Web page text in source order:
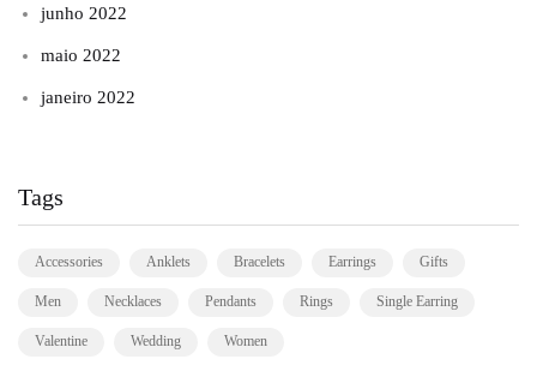
junho 2022
maio 2022
janeiro 2022
Tags
Accessories Anklets Bracelets Earrings Gifts
Men Necklaces Pendants Rings Single Earring
Valentine Wedding Women